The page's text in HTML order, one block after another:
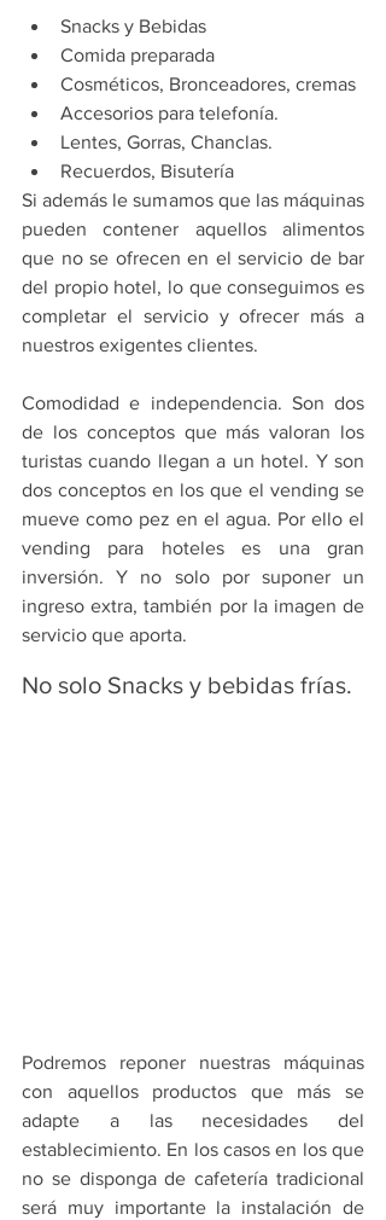
Snacks y Bebidas
Comida preparada
Cosméticos, Bronceadores, cremas
Accesorios para telefonía.
Lentes, Gorras, Chanclas.
Recuerdos, Bisutería
Si además le sumamos que las máquinas
pueden contener aquellos alimentos
que no se ofrecen en el servicio de bar
del propio hotel, lo que conseguimos es
completar el servicio y ofrecer más a
nuestros exigentes clientes.
Comodidad e independencia. Son dos
de los conceptos que más valoran los
turistas cuando llegan a un hotel. Y son
dos conceptos en los que el vending se
mueve como pez en el agua. Por ello el
vending para hoteles es una gran
inversión. Y no solo por suponer un
ingreso extra, también por la imagen de
servicio que aporta.
No solo Snacks y bebidas frías.
Podremos reponer nuestras máquinas
con aquellos productos que más se
adapte a las necesidades del
establecimiento. En los casos en los que
no se disponga de cafetería tradicional
será muy importante la instalación de